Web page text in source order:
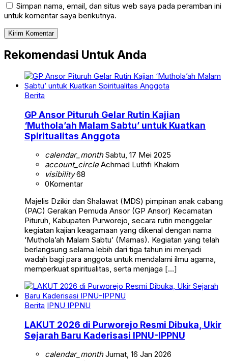
Simpan nama, email, dan situs web saya pada peramban ini
untuk komentar saya berikutnya.
Rekomendasi Untuk Anda
Berita
GP Ansor Pituruh Gelar Rutin Kajian
‘Muthola’ah Malam Sabtu’ untuk Kuatkan
Spiritualitas Anggota
calendar_monthSabtu, 17 Mei 2025
account_circleAchmad Luthfi Khakim
visibility68
0Komentar
Majelis Dzikir dan Shalawat (MDS) pimpinan anak cabang
(PAC) Gerakan Pemuda Ansor (GP Ansor) Kecamatan
Pituruh, Kabupaten Purworejo, secara rutin menggelar
kegiatan kajian keagamaan yang dikenal dengan nama
‘Muthola’ah Malam Sabtu’ (Mamas). Kegiatan yang telah
berlangsung selama lebih dari tiga tahun ini menjadi
wadah bagi para anggota untuk mendalami ilmu agama,
memperkuat spiritualitas, serta menjaga […]
Berita IPNU IPPNU
LAKUT 2026 di Purworejo Resmi Dibuka, Ukir
Sejarah Baru Kaderisasi IPNU-IPPNU
calendar_monthJumat, 16 Jan 2026